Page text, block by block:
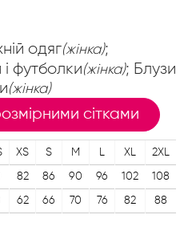
одяг(жінка);
футболки(жінка); Блузи
(жінка)
сітками
XS S M L XL 2XL
82 86 90 96 102 108
62 66 70 76 82 88